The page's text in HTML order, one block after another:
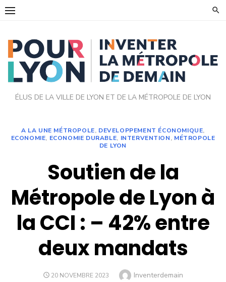
Skip
ÉLUS DE LA VILLE DE LYON ET DE LA MÉTROPOLE DE LYON
A LA UNE MÉTROPOLE, DEVELOPPEMENT ÉCONOMIQUE,
ECONOMIE, ECONOMIE DURABLE, INTERVENTION, MÉTROPOLE
DE LYON
Soutien de la
Métropole de Lyon à
la CCI : – 42% entre
deux mandats
POSTED
20 NOVEMBRE 2023 Author
Inventerdemain